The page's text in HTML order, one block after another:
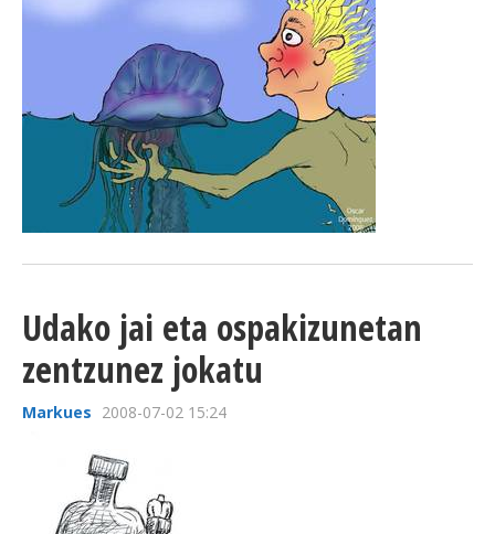
Udako jai eta ospakizunetan
zentzunez jokatu
Markues 2008-07-02 15:24